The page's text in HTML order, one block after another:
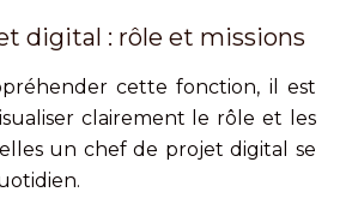
digital : rôle et missions
cette fonction, il est
clairement le rôle et les
un chef de projet digital se